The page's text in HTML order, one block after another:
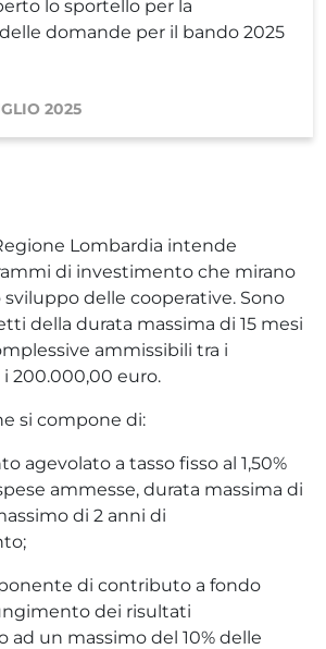
lo sportello per la
domande per il bando 2025
2025
Lombardia intende
di investimento che mirano
sviluppo delle cooperative. Sono
della durata massima di 15 mesi
ammissibili tra i
200.000,00 euro.
si compone di:
agevolato a tasso fisso al 1,50%
ammesse, durata massima di
di 2 anni di
di contributo a fondo
dei risultati
ad un massimo del 10% delle